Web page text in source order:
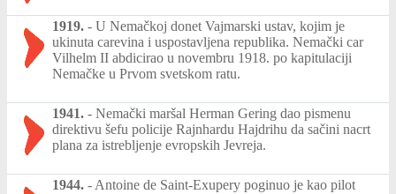
1919. - U Nemačkoj donet Vajmarski ustav, kojim je
ukinuta carevina i uspostavljena republika. Nemački car
Vilhelm II abdicirao u novembru 1918. po kapitulaciji
Nemačke u Prvom svetskom ratu.
1941. - Nemački maršal Herman Gering dao pismenu
direktivu šefu policije Rajnhardu Hajdrihu da sačini nacrt
plana za istrebljenje evropskih Jevreja.
1944. - Antoine de Saint-Exupery poginuo je kao pilot